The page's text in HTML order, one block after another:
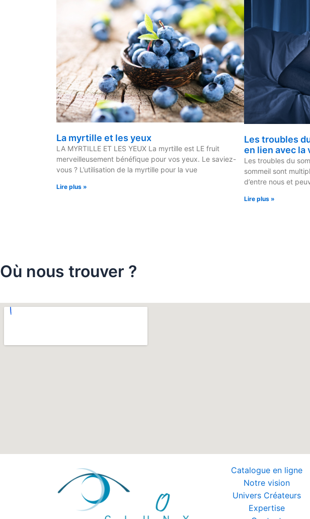
La myrtille et les yeux
LA MYRTILLE ET LES YEUX La myrtille est LE fruit
merveilleusement bénéfique pour vos yeux. Le saviez-
vous ? L’utilisation de la myrtille pour la vue
Lire plus »
Les troubles
en lien avec la
Les troubles du
sommeil sont
d’entre nous et
Lire plus »
Où nous trouver ?
Catalogue en ligne
Notre vision
Univers Créateurs
Expertise